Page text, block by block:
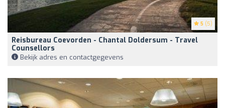
5 (5)
Reisbureau Coevorden - Chantal Doldersum - Travel
Counsellors
Bekijk adres en contactgegevens